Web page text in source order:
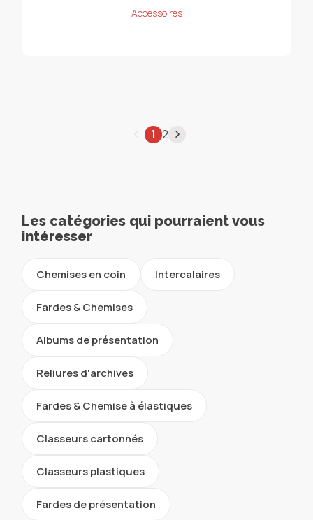
Accessoires
1 2
Les catégories qui pourraient vous
intéresser
Chemises en coin Intercalaires
Fardes & Chemises
Albums de présentation
Reliures d'archives
Fardes & Chemise à élastiques
Classeurs cartonnés
Classeurs plastiques
Fardes de présentation